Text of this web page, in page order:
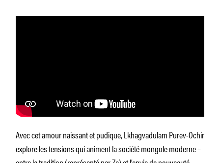
Avec cet amour naissant et pudique, Lkhagvadulam Purev-Ochir
explore les tensions qui animent la société mongole moderne –